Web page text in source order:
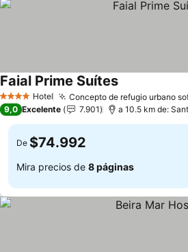
4 EstrellasHotel Concepto de refugio urbano
Faial Prime SuítesVer precios
9,0 Excelente 7.901 a 10.5 km de:
De $74.992
Mira precios de 8 páginas